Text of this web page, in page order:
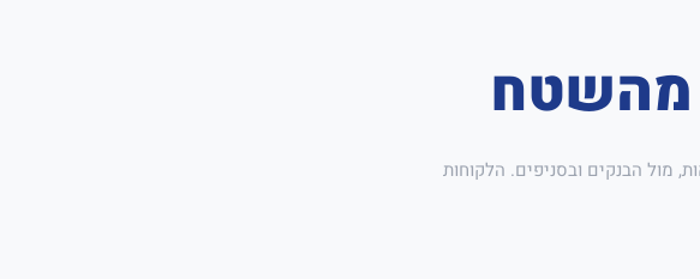
מהשטח
מול הבנקים ובסניפים. הלקוחות